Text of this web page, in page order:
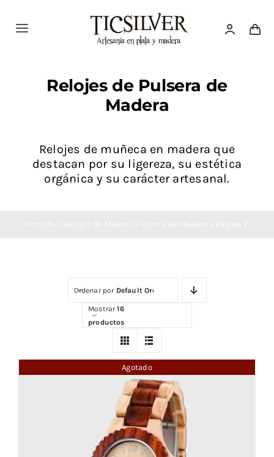
Toggle
Ticsilver
Categorías
Relojes de Pulsera de
Madera
Relojes de muñeca en madera que
destacan por su ligereza, su estética
orgánica y su carácter artesanal.
Ordenar por Default Order
Mostrar16
productos
Agotado